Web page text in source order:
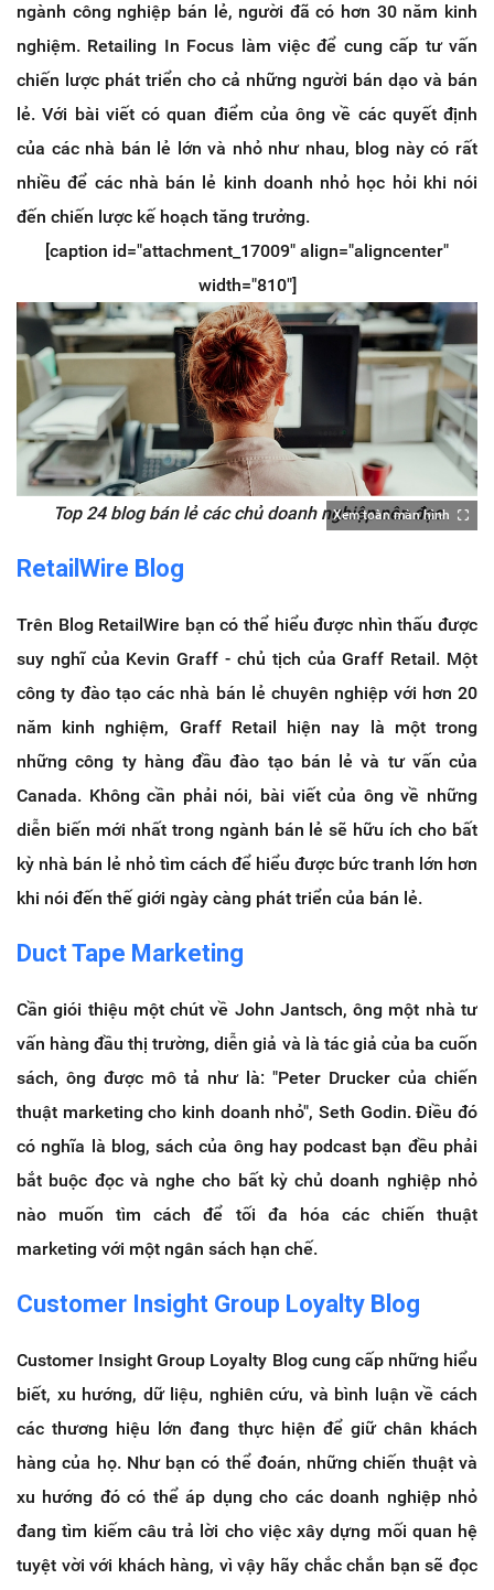
ngành công nghiệp bán lẻ, người đã có hơn 30 năm kinh
nghiệm. Retailing In Focus làm việc để cung cấp tư vấn
chiến lược phát triển cho cả những người bán dạo và bán
lẻ.Với bài viết có quan điểm của ông về các quyết định
của các nhà bán lẻ lớn và nhỏ như nhau, blog này có rất
nhiều để các nhà bán lẻ kinh doanh nhỏ học hỏi khi nói
đến chiến lược kế hoạch tăng trưởng.
[caption id="attachment_17009" align="aligncenter"
width="810"]
Xem toàn màn hình
Top 24 blog bán lẻ các chủ doanh nghiệp nên đọc
RetailWire Blog
Trên Blog RetailWire bạn có thể hiểu được nhìn thấu được
suy nghĩ của Kevin Graff - chủ tịch của Graff Retail. Một
công ty đào tạo các nhà bán lẻ chuyên nghiệp với hơn 20
năm kinh nghiệm, Graff Retail hiện nay là một trong
những công ty hàng đầu đào tạo bán lẻ và tư vấn của
Canada. Không cần phải nói, bài viết của ông về những
diễn biến mới nhất trong ngành bán lẻ sẽ hữu ích cho bất
kỳ nhà bán lẻ nhỏ tìm cách để hiểu được bức tranh lớn hơn
khi nói đến thế giới ngày càng phát triển của bán lẻ.
Duct Tape Marketing
Cần giói thiệu một chút về John Jantsch, ông một nhà tư
vấn hàng đầu thị trường, diễn giả và là tác giả của ba cuốn
sách, ông được mô tả như là: "Peter Drucker của chiến
thuật marketing cho kinh doanh nhỏ", Seth Godin.Điều đó
có nghĩa là blog, sách của ông hay podcast bạn đều phải
bắt buộc đọc và nghe cho bất kỳ chủ doanh nghiệp nhỏ
nào muốn tìm cách để tối đa hóa các chiến thuật
marketing với một ngân sách hạn chế.
Customer Insight Group Loyalty Blog
Customer Insight Group Loyalty Blog cung cấp những hiểu
biết, xu hướng, dữ liệu, nghiên cứu, và bình luận về cách
các thương hiệu lớn đang thực hiện để giữ chân khách
hàng của họ. Như bạn có thể đoán, những chiến thuật và
xu hướng đó có thể áp dụng cho các doanh nghiệp nhỏ
đang tìm kiếm câu trả lời cho việc xây dựng mối quan hệ
tuyệt vời với khách hàng, vì vậy hãy chắc chắn bạn sẽ đọc